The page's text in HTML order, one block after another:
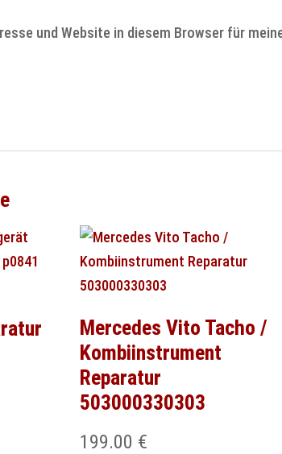
und Website in diesem Browser für
Mercedes Vito Tacho /
Kombiinstrument
Reparatur
503000330303
199.00 €